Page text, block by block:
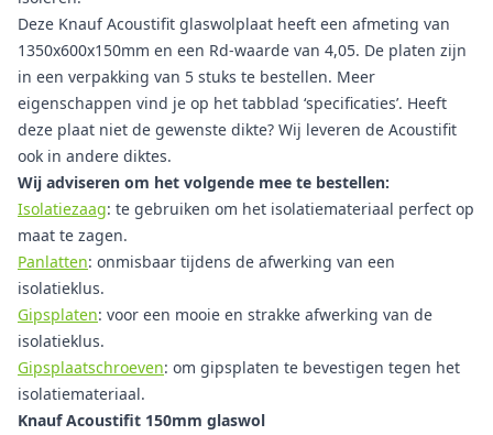
Deze Knauf Acoustifit glaswolplaat heeft een afmeting van
1350x600x150mm en een Rd-waarde van 4,05. De platen zijn
in een verpakking van 5 stuks te bestellen. Meer
eigenschappen vind je op het tabblad ‘specificaties’. Heeft
deze plaat niet de gewenste dikte? Wij leveren de Acoustifit
ook in andere diktes.
Wij adviseren om het volgende mee te bestellen:
Isolatiezaag: te gebruiken om het isolatiemateriaal perfect op
maat te zagen.
Panlatten: onmisbaar tijdens de afwerking van een
isolatieklus.
Gipsplaten: voor een mooie en strakke afwerking van de
isolatieklus.
Gipsplaatschroeven: om gipsplaten te bevestigen tegen het
isolatiemateriaal.
Knauf Acoustifit 150mm glaswol